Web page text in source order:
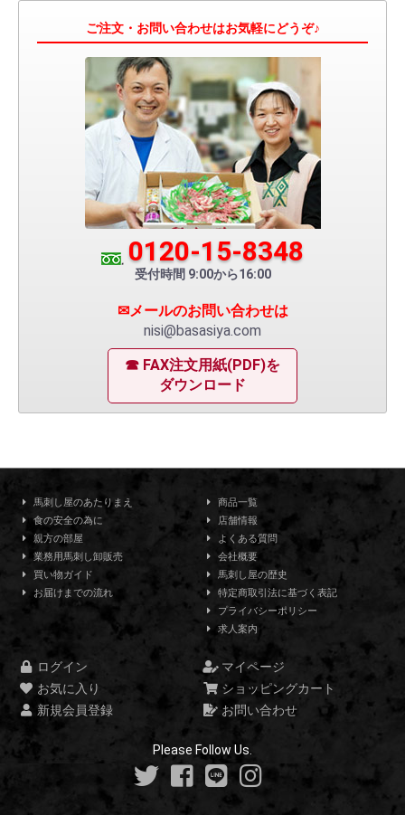
ご注文・お問い合わせはお気軽にどうぞ♪
0120-15-8348
受付時間 9:00から16:00
✉メールのお問い合わせは
nisi@basasiya.com
☎ FAX注文用紙(PDF)を
ダウンロード
馬刺し屋のあたりまえ
食の安全の為に
親方の部屋
業務用馬刺し卸販売
買い物ガイド
お届けまでの流れ
商品一覧
店舗情報
よくある質問
会社概要
馬刺し屋の歴史
特定商取引法に基づく表記
プライバシーポリシー
求人案内
ログイン
マイページ
お気に入り
ショッピングカート
新規会員登録
お問い合わせ
Please Follow Us.